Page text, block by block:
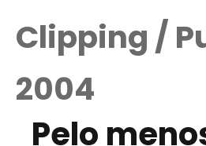
Clipping /
2004
Pelo